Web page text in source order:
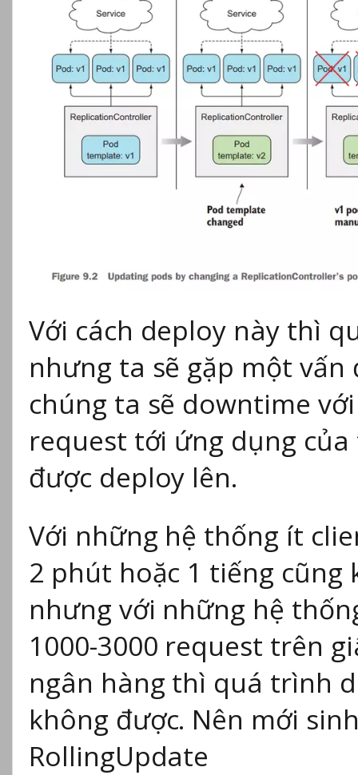
Với cách deploy này thì
nhưng ta sẽ gặp một
chúng ta sẽ downtime
request tới ứng dụng
được deploy lên.
Với những hệ thống ít
2 phút hoặc 1 tiếng
nhưng với những hệ
1000-3000 request trên
ngân hàng thì quá trình
không được. Nên mới
RollingUpdate